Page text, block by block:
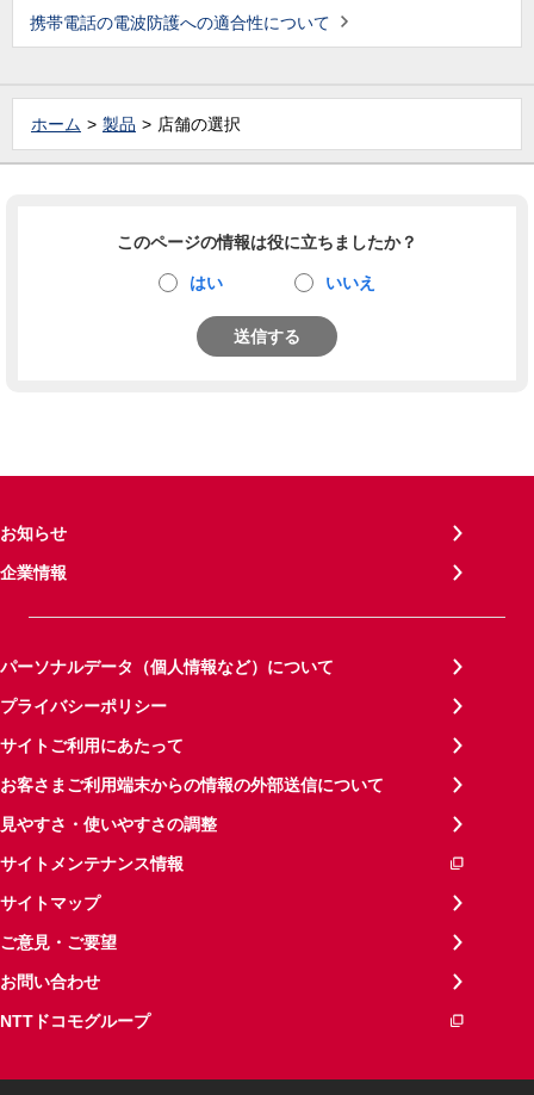
携帯電話の電波防護への適合性について
ホーム 製品 店舗の選択
このページの情報は役に立ちましたか？
はい いいえ
送信する
お知らせ
企業情報
パーソナルデータ（個人情報など）について
プライバシーポリシー
サイトご利用にあたって
お客さまご利用端末からの情報の外部送信について
見やすさ・使いやすさの調整
サイトメンテナンス情報
サイトマップ
ご意見・ご要望
お問い合わせ
NTTドコモグループ